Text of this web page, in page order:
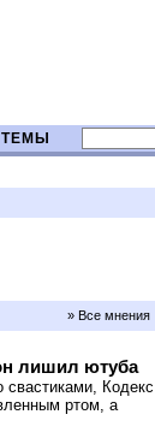
ТЕМЫ
» Все мнения
лишил ютуба
свастиками, Кодекс
ртом, а